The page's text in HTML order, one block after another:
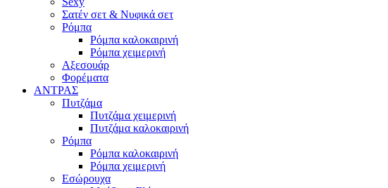
Σατέν σετ & Νυφικά σετ
Ρόμπα
Ρόμπα καλοκαιρινή
Ρόμπα χειμερινή
Αξεσουάρ
Φορέματα
ΑΝΤΡΑΣ
Πυτζάμα
Πυτζάμα χειμερινή
Πυτζάμα καλοκαιρινή
Ρόμπα
Ρόμπα καλοκαιρινή
Ρόμπα χειμερινή
Εσώρουχα